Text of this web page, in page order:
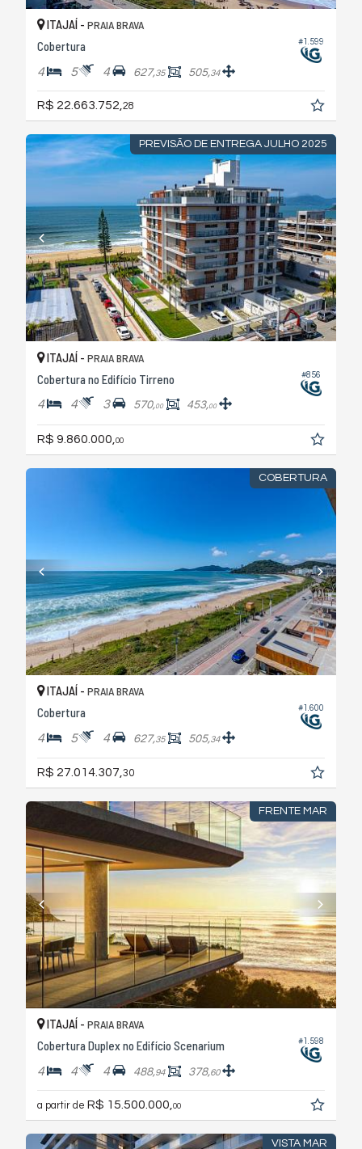
#1.599
ITAJAÍ - PRAIA BRAVA
Cobertura
4 5 4 627,35 505,34
R$ 22.663.752,28
PREVISÃO DE ENTREGA JULHO 2025
#856
ITAJAÍ - PRAIA BRAVA
Cobertura no Edifício Tirreno
4 4 3 570,00 453,00
R$ 9.860.000, 00
COBERTURA
#1.600
ITAJAÍ - PRAIA BRAVA
Cobertura
4 5 4 627,35 505,34
R$ 27.014.307, 30
FRENTE MAR
#1.598
ITAJAÍ - PRAIA BRAVA
Cobertura Duplex no Edifício Scenarium
4 4 4 488,94 378,60
a partir de R$ 15.500.000,00
VISTA MAR